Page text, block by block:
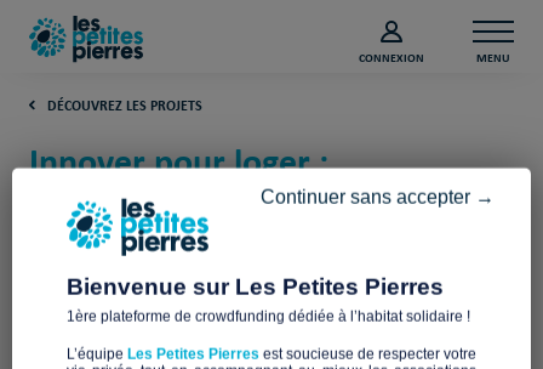
CONNEXION MENU
DÉCOUVREZ LES PROJETS
Innover pour loger :
Alternativ’Hôtel à Clermont-
Ferrand (Puy-de-Dôme)
Atelier du Logement Solidaire
Bienvenue sur Les Petites Pierres
1ère plateforme de crowdfunding dédiée à l’habitat solidaire !
L’équipe Les Petites Pierres est soucieuse de respecter votre
Continuer sans accepter →